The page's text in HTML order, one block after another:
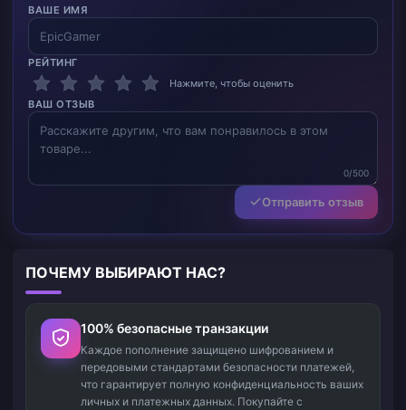
ВАШЕ ИМЯ
РЕЙТИНГ
Нажмите, чтобы оценить
ВАШ ОТЗЫВ
0/500
Отправить отзыв
ПОЧЕМУ ВЫБИРАЮТ НАС?
100% безопасные транзакции
Каждое пополнение защищено шифрованием и
передовыми стандартами безопасности платежей,
что гарантирует полную конфиденциальность ваших
личных и платежных данных. Покупайте с